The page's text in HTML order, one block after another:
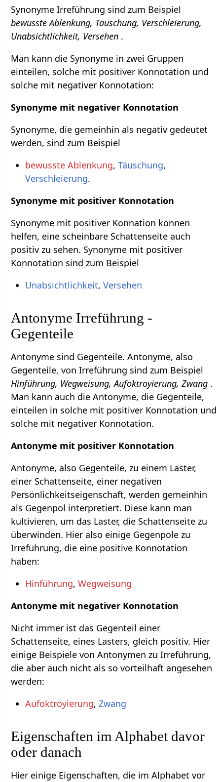
Synonyme Irreführung sind zum Beispiel
bewusste Ablenkung, Täuschung, Verschleierung,
Unabsichtlichkeit, Versehen .
Man kann die Synonyme in zwei Gruppen
einteilen, solche mit positiver Konnotation und
solche mit negativer Konnotation:
Synonyme mit negativer Konnotation
Synonyme, die gemeinhin als negativ gedeutet
werden, sind zum Beispiel
bewusste Ablenkung, Täuschung,
Verschleierung.
Synonyme mit positiver Konnotation
Synonyme mit positiver Konnation können
helfen, eine scheinbare Schattenseite auch
positiv zu sehen. Synonyme mit positiver
Konnotation sind zum Beispiel
Unabsichtlichkeit, Versehen
Antonyme Irreführung -
Gegenteile
Antonyme sind Gegenteile. Antonyme, also
Gegenteile, von Irreführung sind zum Beispiel
Hinführung, Wegweisung, Aufoktroyierung, Zwang .
Man kann auch die Antonyme, die Gegenteile,
einteilen in solche mit positiver Konnotation und
solche mit negativer Konnotation.
Antonyme mit positiver Konnotation
Antonyme, also Gegenteile, zu einem Laster,
einer Schattenseite, einer negativen
Persönlichkeitseigenschaft, werden gemeinhin
als Gegenpol interpretiert. Diese kann man
kultivieren, um das Laster, die Schattenseite zu
überwinden. Hier also einige Gegenpole zu
Irreführung, die eine positive Konnotation
haben:
Hinführung, Wegweisung
Antonyme mit negativer Konnotation
Nicht immer ist das Gegenteil einer
Schattenseite, eines Lasters, gleich positiv. Hier
einige Beispiele von Antonymen zu Irreführung,
die aber auch nicht als so vorteilhaft angesehen
werden:
Aufoktroyierung, Zwang
Eigenschaften im Alphabet davor
oder danach
Hier einige Eigenschaften, die im Alphabet vor